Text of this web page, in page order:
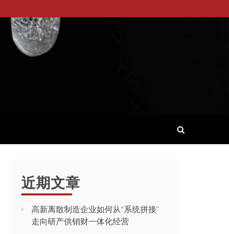
近期文章
高新离散制造企业如何从“系统拼接”
走向研产供销财一体化经营